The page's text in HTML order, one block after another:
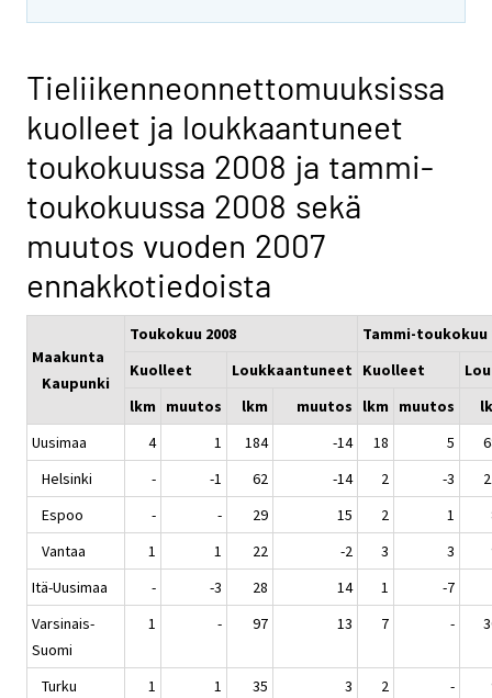
Tieliikenneonnettomuuksissa
kuolleet ja loukkaantuneet
toukokuussa 2008 ja tammi-
toukokuussa 2008 sekä
muutos vuoden 2007
ennakkotiedoista
Maakunta
Kaupunki
Toukokuu 2008
Tammi-toukokuu
Kuolleet
Loukkaantuneet Kuolleet
lkm
muutos lkm muutos lkm muutos
Uusimaa
4 1 184 -14 18 5
Helsinki
- -1 62 -14 2 -3
Espoo
- - 29 15 2 1
Vantaa
1 1 22 -2 3 3
Itä-Uusimaa
- -3 28 14 1 -7
Varsinais-
Suomi
1 - 97 13 7 -
Turku 1 1 35 3 2 -